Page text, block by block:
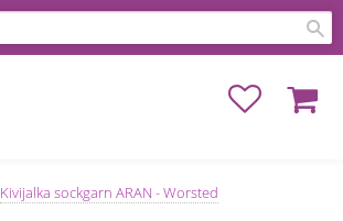
Favoriter
Kivijalka sockgarn ARAN - Worsted